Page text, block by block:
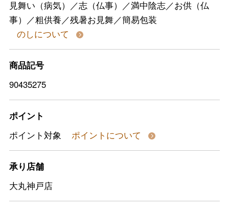
見舞い（病気）／志（仏事）／満中陰志／お供（仏
事）／粗供養／残暑お見舞／簡易包装
のしについて
商品記号
90435275
ポイント
ポイント対象
ポイントについて
承り店舗
大丸神戸店